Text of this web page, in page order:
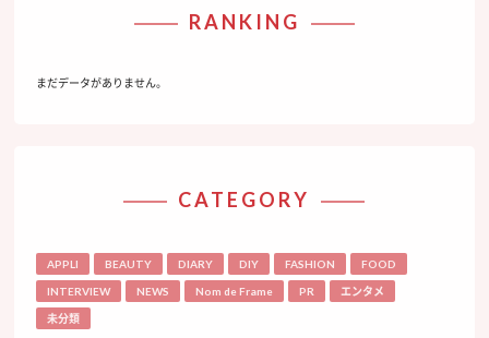
RANKING
まだデータがありません。
CATEGORY
APPLI BEAUTY DIARY DIY FASHION FOOD
INTERVIEW NEWS Nom de Frame PR エンタメ
未分類